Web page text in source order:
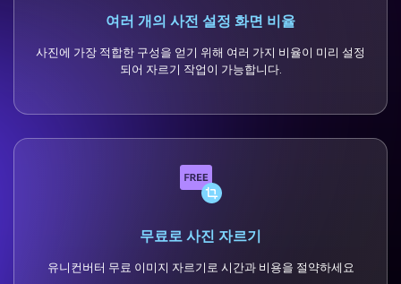
여러 개의 사전 설정 화면 비율
사진에 가장 적합한 구성을 얻기 위해 여러 가지 비율이 미리 설정
되어 자르기 작업이 가능합니다.
무료로 사진 자르기
유니컨버터 무료 이미지 자르기로 시간과 비용을 절약하세요